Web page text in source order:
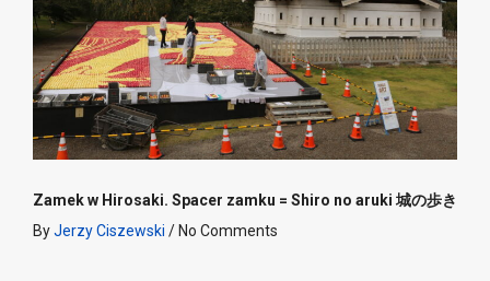
Zamek w Hirosaki. Spacer zamku = Shiro no aruki 城の歩き
ByJerzy Ciszewski / No Comments